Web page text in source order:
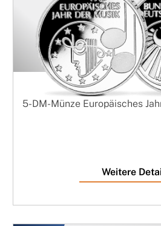
5-DM-Münze Europäisches
Weitere